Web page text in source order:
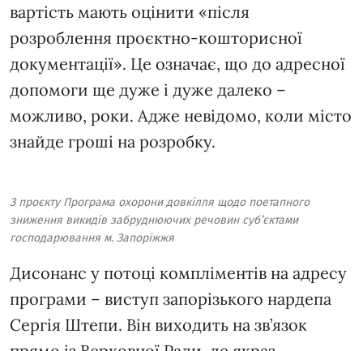
вартість мають оцінити «після
розроблення проєктно-кошторисної
документації». Це означає, що до адресної
допомоги ще дуже і дуже далеко –
можливо, роки. Адже невідомо, коли місто
знайде гроші на розробку.
З проєкту Програма охорони довкілля щодо поетапного
зниження викидів забруднюючих речовин суб’єктами
господарювання м. Запоріжжя
Дисонанс у потоці компліментів на адресу
програми – виступ запорізького нардепа
Сергія Штепи. Він виходить на зв’язок